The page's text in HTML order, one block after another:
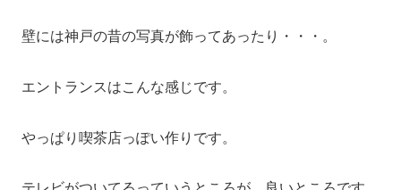
壁には神戸の昔の写真が飾ってあったり・・・。
エントランスはこんな感じです。
やっぱり喫茶店っぽい作りです。